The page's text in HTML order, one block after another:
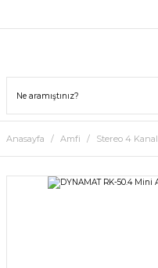
Anasayfa Amfi Stereo 4 Kanal